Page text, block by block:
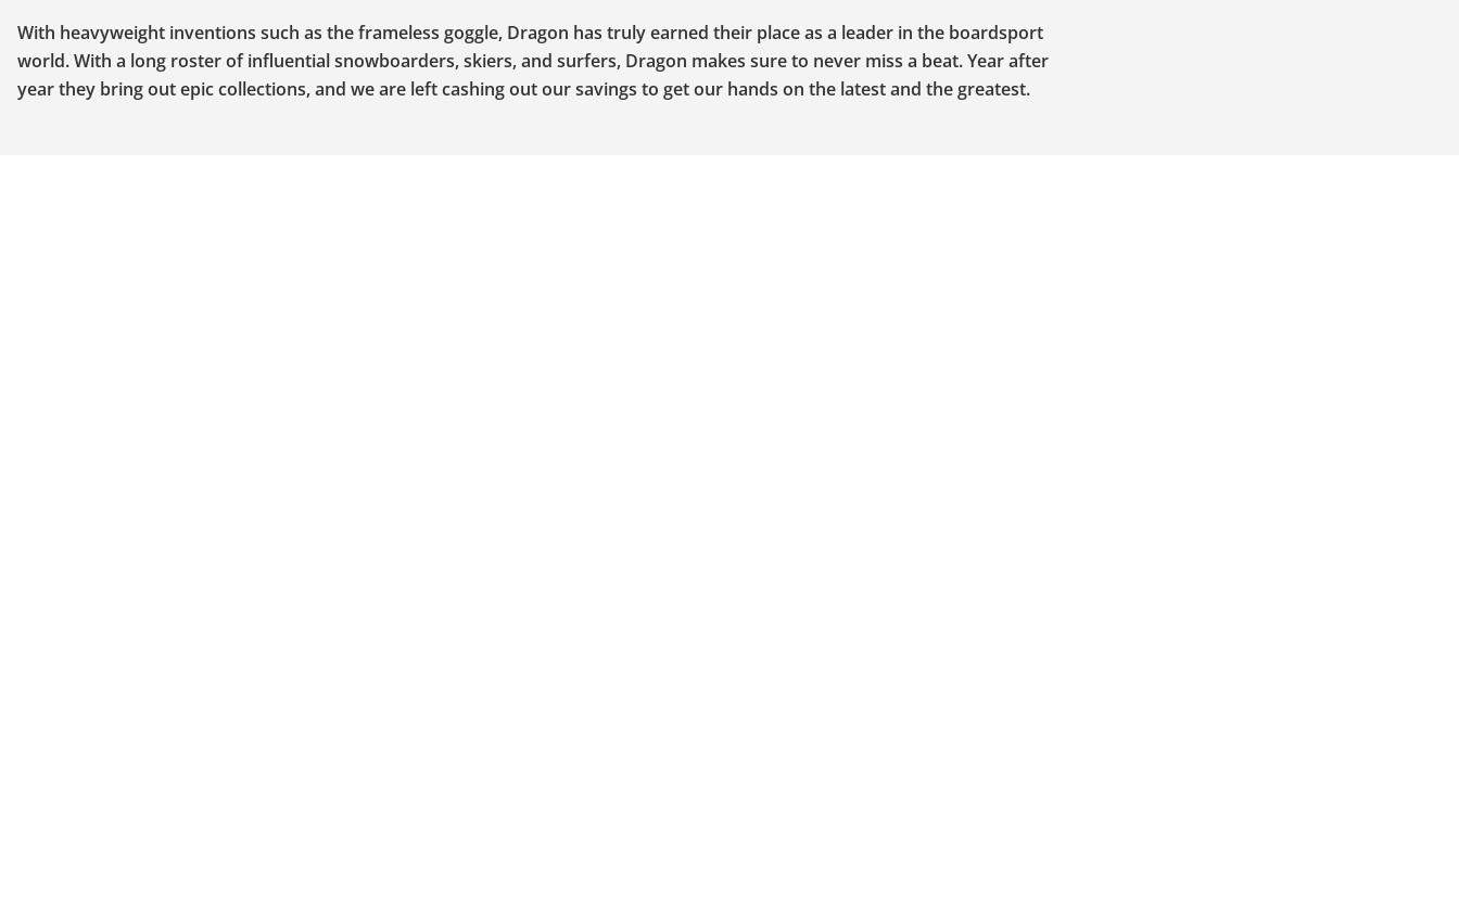
With heavyweight inventions such as the frameless goggle, Dragon has truly earned their place as a leader in the boardsport
world. With a long roster of influential snowboarders, skiers, and surfers, Dragon makes sure to never miss a beat. Year after
year they bring out epic collections, and we are left cashing out our savings to get our hands on the latest and the greatest.